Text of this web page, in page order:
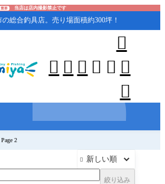
重要 当店は店内撮影禁止です
総合釣具店。売り場面積約300坪！
    



Page 2

絞り込み